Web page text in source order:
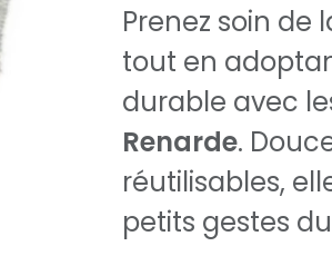
Prenez soin de
tout en
durable avec
Renarde.
réutilisables,
petits gestes